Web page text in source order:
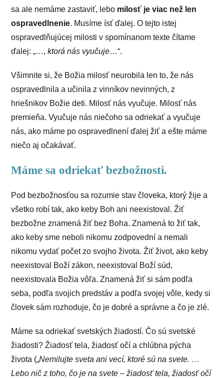
sa ale nemáme zastaviť, lebo milosť je viac než len
ospravedlnenie. Musíme ísť ďalej. O tejto istej
ospravedlňujúcej milosti v spomínanom texte čítame
ďalej: „…,ktorá nás vyučuje…“.
Všimnite si, že Božia milosť neurobila len to, že nás
ospravedlnila a učinila z vinníkov nevinných, z
hriešnikov Božie deti. Milosť nás vyučuje. Milosť nás
premieňa. Vyučuje nás niečoho sa odriekať a vyučuje
nás, ako máme po ospravedlnení ďalej žiť a ešte máme
niečo aj očakávať.
Máme sa odriekať bezbožnosti.
Pod bezbožnosťou sa rozumie stav človeka, ktorý žije a
všetko robí tak, ako keby Boh ani neexistoval. Žiť
bezbožne znamená žiť bez Boha. Znamená to žiť tak,
ako keby sme neboli nikomu zodpovední a nemali
nikomu vydať počet zo svojho života. Žiť život, ako keby
neexistoval Boží zákon, neexistoval Boží súd,
neexistovala Božia vôľa. Znamená žiť si sám podľa
seba, podľa svojich predstáv a podľa svojej vôle, kedy si
človek sám rozhoduje, čo je dobré a správne a čo je zlé.
Máme sa odriekať svetských žiadostí. Čo sú svetské
žiadosti? Žiadosť tela, žiadosť očí a chlúbna pýcha
života („Nemilujte sveta ani vecí, ktoré sú na svete. …
Lebo nič z toho, čo je na svete – žiadosť tela, žiadosť očí